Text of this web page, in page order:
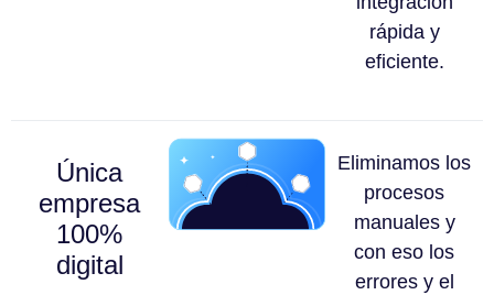
rápida y
eficiente.
Única
empresa
100%
digital
Eliminamos los
procesos
manuales y
con eso los
errores y el